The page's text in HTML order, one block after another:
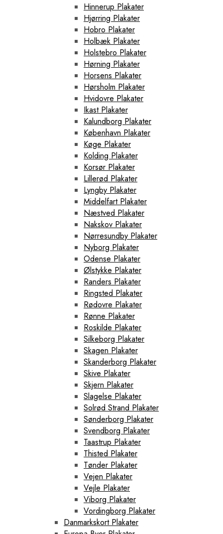
Hinnerup Plakater
Hjørring Plakater
Hobro Plakater
Holbæk Plakater
Holstebro Plakater
Hørning Plakater
Horsens Plakater
Hørsholm Plakater
Hvidovre Plakater
Ikast Plakater
Kalundborg Plakater
København Plakater
Køge Plakater
Kolding Plakater
Korsør Plakater
Lillerød Plakater
Lyngby Plakater
Middelfart Plakater
Næstved Plakater
Nakskov Plakater
Nørresundby Plakater
Nyborg Plakater
Odense Plakater
Ølstykke Plakater
Randers Plakater
Ringsted Plakater
Rødovre Plakater
Rønne Plakater
Roskilde Plakater
Silkeborg Plakater
Skagen Plakater
Skanderborg Plakater
Skive Plakater
Skjern Plakater
Slagelse Plakater
Solrød Strand Plakater
Sønderborg Plakater
Svendborg Plakater
Taastrup Plakater
Thisted Plakater
Tønder Plakater
Vejen Plakater
Vejle Plakater
Viborg Plakater
Vordingborg Plakater
Danmarkskort Plakater